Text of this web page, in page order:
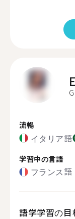
流暢
イタリア語
学習中の言語
フランス語
語学学習の目